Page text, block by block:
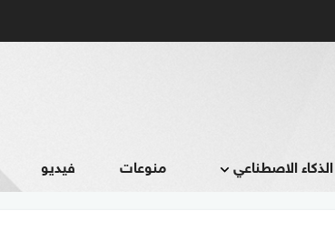
الذكاء الاصطناعي منوعات فيديو